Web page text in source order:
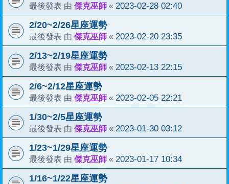
最後發表 由 傑克巫師 « 2023-02-28 02:40
2/20~2/26星座運勢
最後發表 由 傑克巫師 « 2023-02-20 23:35
2/13~2/19星座運勢
最後發表 由 傑克巫師 « 2023-02-13 22:15
2/6~2/12星座運勢
最後發表 由 傑克巫師 « 2023-02-05 22:21
1/30~2/5星座運勢
最後發表 由 傑克巫師 « 2023-01-30 03:12
1/23~1/29星座運勢
最後發表 由 傑克巫師 « 2023-01-17 10:34
1/16~1/22星座運勢